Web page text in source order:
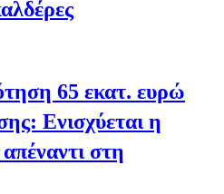
65 εκατ. ευρώ
Ενισχύεται η
στη